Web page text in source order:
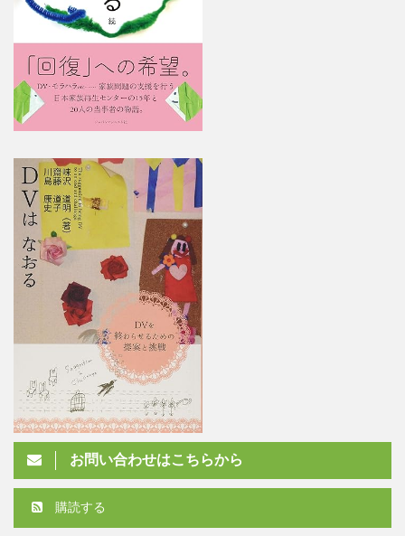
お問い合わせはこちらから
購読する